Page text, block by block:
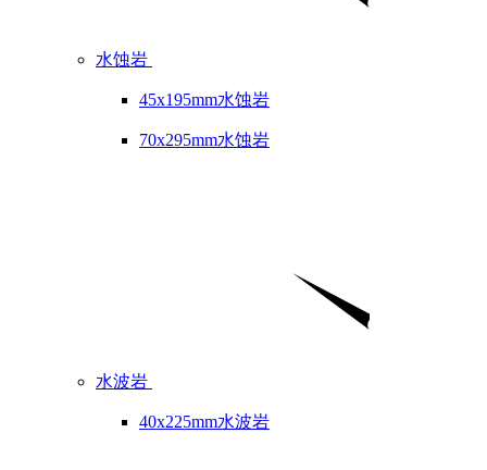
水蚀岩
45x195mm水蚀岩
70x295mm水蚀岩
水波岩
40x225mm水波岩